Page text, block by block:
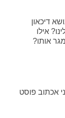
דיכאון
אילו
אותו?
אכתוב פוסט